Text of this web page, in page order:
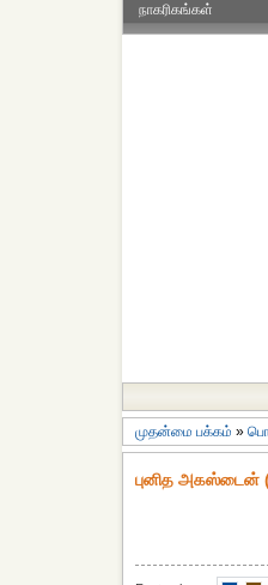
நாகரிகங்கள்
முதன்மை பக்கம் »
புனித அகஸ்டைன்